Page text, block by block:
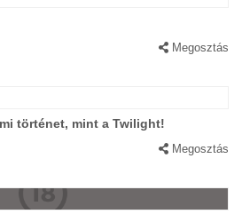
Megosztás
történet, mint a Twilight!
Megosztás